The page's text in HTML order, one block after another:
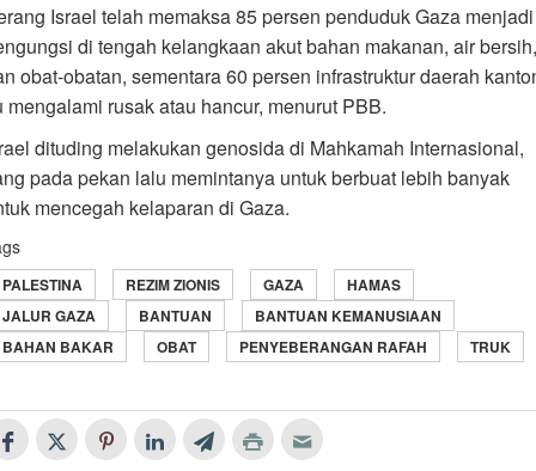
Israel telah memaksa 85 persen penduduk Gaza menjadi
di tengah kelangkaan akut bahan makanan, air bersih,
obat-obatan, sementara 60 persen infrastruktur daerah
mengalami rusak atau hancur, menurut PBB.
dituding melakukan genosida di Mahkamah Internasional,
pada pekan lalu memintanya untuk berbuat lebih banyak
mencegah kelaparan di Gaza.
PALESTINA REZIM ZIONIS GAZA
HAMAS
JALUR GAZA
BANTUAN
BANTUAN KEMANUSIAAN
BAHAN BAKAR
OBAT PENYEBERANGAN RAFAH TRUK